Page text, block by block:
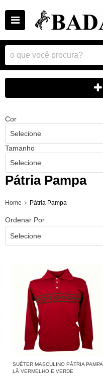
Cor
Selecione
Tamanho
Selecione
Pátria Pampa
Home Pátria Pampa
Ordenar Por
Selecione
SUÉTER MASCULINO PÁTRIA PAMPA
LÃ VERMELHO E VERDE